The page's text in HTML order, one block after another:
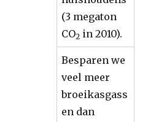
(3 megaton
CO2 in 2010).
Besparen we
veel meer
broeikasgass
en dan